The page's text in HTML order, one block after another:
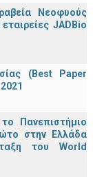
Νεοφυούς
JADBio
(Best Paper
Πανεπιστήμιο
στην Ελλάδα
του World